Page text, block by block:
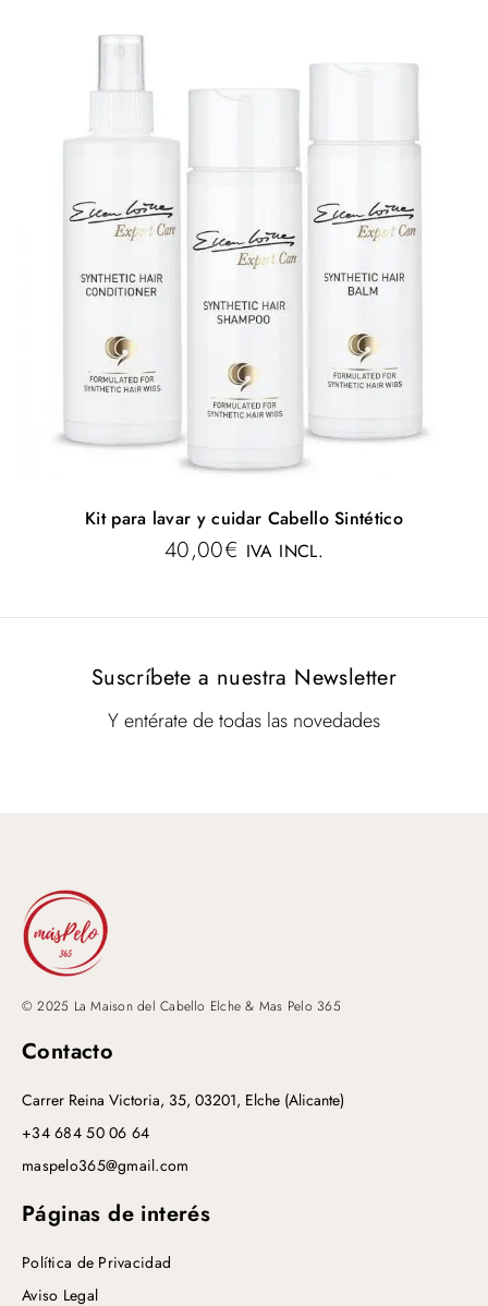
Kit para lavar y cuidar Cabello Sintético
40,00€ IVA INCL.
Suscríbete a nuestra Newsletter
Y entérate de todas las novedades
© 2025 La Maison del Cabello Elche & Mas Pelo 365
Contacto
Carrer Reina Victoria, 35, 03201, Elche (Alicante)
+34 684 50 06 64
maspelo365@gmail.com
Páginas de interés
Política de Privacidad
Aviso Legal